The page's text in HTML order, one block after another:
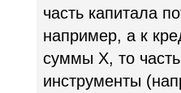
часть капитала
например, а к
суммы X, то
инструменты